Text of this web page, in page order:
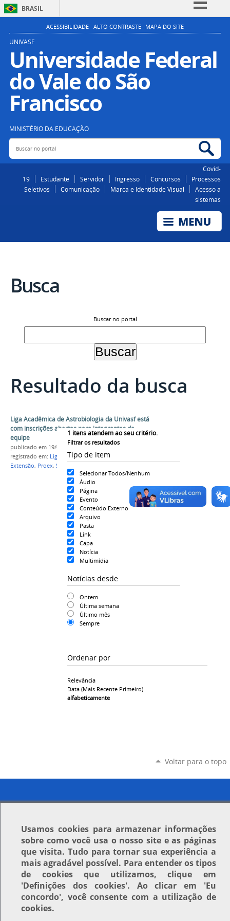
BRASIL
Simplifique!
Participe
Acesso à informação
Legislação
ACESSIBILIDADE ALTO CONTRASTE MAPA DO SITE
UNIVASF
Universidade Federal
do Vale do São
Francisco
MINISTÉRIO DA EDUCAÇÃO
Buscar no portal
Covid-
19
Estudante Servidor Ingresso Concursos
Processos
Seletivos
Comunicação Marca e Identidade Visual
Acesso a
sistemas
Busca
Buscar no portal
Resultado da busca
1 itens atendem ao seu critério.
Filtrar os resultados
Tipo de item
Selecionar Todos/Nenhum
Áudio
Página
Evento
Conteúdo Externo
Arquivo
Pasta
Link
Capa
Notícia
Multimídia
Notícias desde
Ontem
Última semana
Último mês
Sempre
Ordenar por
Relevância
Data (mais Recente Primeiro)
alfabeticamente
Liga Acadêmica de Astrobiologia da Univasf está
com inscrições abertas para integrantes da
equipe
publicado em 19/05/2021
registrado em: Liga Acadêmica, LA,Astrobiologia
Extensão, Proex, Seleção
Voltar para o topo
Usamos cookiespara armazenar informações
sobre como você usa o nosso site e as páginas
que visita. Tudo para tornar sua experiência a
mais agradável possível. Para entender os tipos
de cookies que utilizamos, clique em
'Definições dos cookies'. Ao clicar em 'Eu
concordo', você consente com a utilização de
cookies.